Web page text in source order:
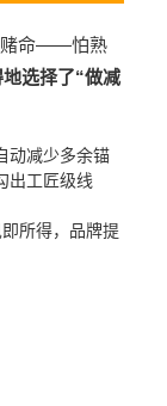
赌命——怕熟
选择了“做减
动减少多余锚
出工匠级线
所得，品牌提